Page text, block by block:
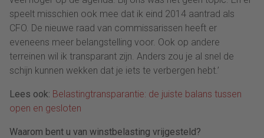
speelt misschien ook mee dat ik eind 2014 aantrad als
CFO. De nieuwe raad van commissarissen heeft er
eveneens meer belangstelling voor. Ook op andere
terreinen wil ik transparant zijn. Anders zou je al snel de
schijn kunnen wekken dat je iets te verbergen hebt.’
Lees ook: Belastingtransparantie: de juiste balans tussen
open en gesloten
Waarom bent u van winstbelasting vrijgesteld?